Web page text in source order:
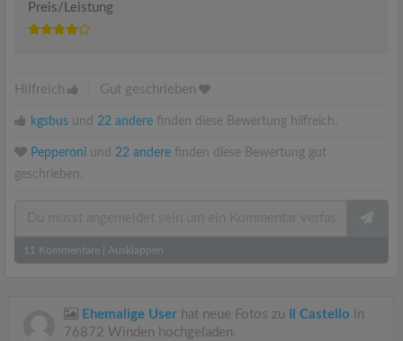
Preis/Leistung
Hilfreich Gut geschrieben
kgsbus und 22 andere finden diese Bewertung hilfreich.
Pepperoni und 22 andere finden diese Bewertung gut
geschrieben.
11 Kommentare Ausklappen
Ehemalige User hat neue Fotos zu Il Castello in
76872 Winden hochgeladen.